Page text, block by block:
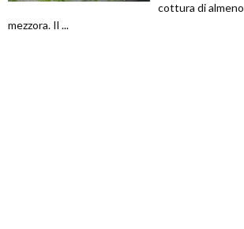
cottura di almeno
mezzora. Il ...